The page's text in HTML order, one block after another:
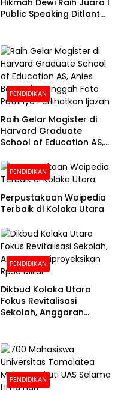
Hikmah Dewi Raih Juara I
Public Speaking Ditlantas
Bhayangkara ke-80
PENDIDIKAN
Raih Gelar Magister di
Harvard Graduate
School of Education AS,
Foto Putrinya Perlihatkan
Ijazah
PENDIDIKAN
Perpustakaan Woipedia
Terbaik di Kolaka Utara
PENDIDIKAN
Dikbud Kolaka Utara
Fokus Revitalisasi
Sekolah, Anggaran
PENDIDIKAN